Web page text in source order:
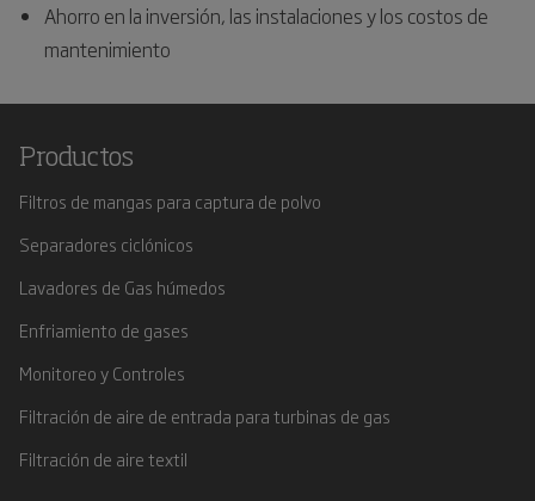
Ahorro en la inversión, las instalaciones y los costos de
mantenimiento
Productos
Filtros de mangas para captura de polvo
Separadores ciclónicos
Lavadores de Gas húmedos
Enfriamiento de gases
Monitoreo y Controles
Filtración de aire de entrada para turbinas de gas
Filtración de aire textil